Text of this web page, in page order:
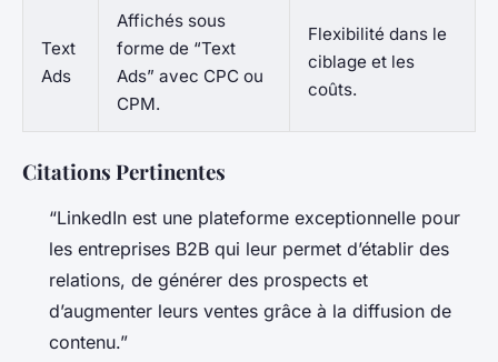
Text
Ads
Affichés sous
forme de “Text
Ads” avec CPC ou
CPM.
Flexibilité dans le
ciblage et les
coûts.
Citations Pertinentes
“LinkedIn est une plateforme exceptionnelle pour
les entreprises B2B qui leur permet d’établir des
relations, de générer des prospects et
d’augmenter leurs ventes grâce à la diffusion de
contenu.”